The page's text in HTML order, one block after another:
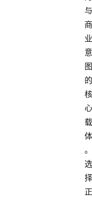
与
商
业
意
图
的
核
心
载
体
。
选
择
正